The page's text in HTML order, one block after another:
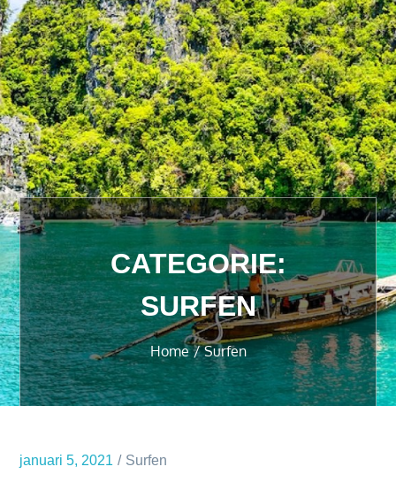
CATEGORIE:
SURFEN
Home Surfen
januari 5, 2021 Surfen